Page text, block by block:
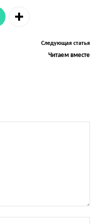
Следующая статья
Читаем вместе